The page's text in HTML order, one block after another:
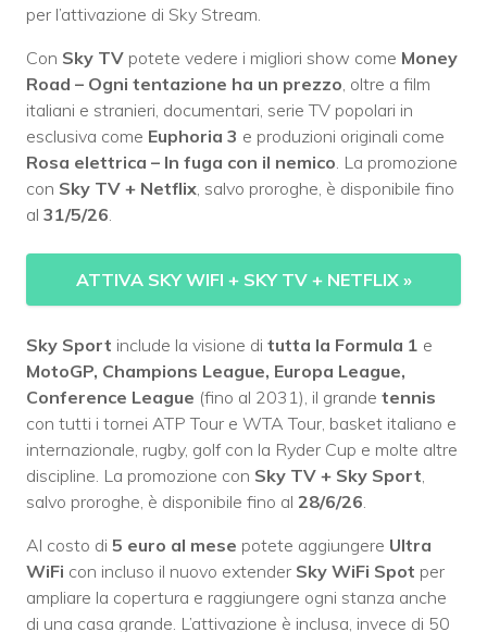
per l’attivazione di Sky Stream.
Con Sky TV potete vedere i migliori show come Money
Road – Ogni tentazione ha un prezzo , oltre a film
italiani e stranieri, documentari, serie TV popolari in
esclusiva come Euphoria 3 e produzioni originali come
Rosa elettrica – In fuga con il nemico . La promozione
con Sky TV + Netflix , salvo proroghe, è disponibile fino
al 31/5/26
ATTIVA SKY WIFI + SKY TV + NETFLIX »
Sky Sport include la visione di tutta la Formula 1 e
MotoGP, Champions League, Europa League,
Conference League (fino al 2031), il grande tennis
con tutti i tornei ATP Tour e WTA Tour, basket italiano e
internazionale, rugby, golf con la Ryder Cup e molte altre
discipline. La promozione con Sky TV + Sky Sport
salvo proroghe, è disponibile fino al 28/6/26
Al costo di 5 euro al mese potete aggiungere Ultra
WiFi con incluso il nuovo extender Sky WiFi Spot per
ampliare la copertura e raggiungere ogni stanza anche
di una casa grande. L’attivazione è inclusa, invece di 50